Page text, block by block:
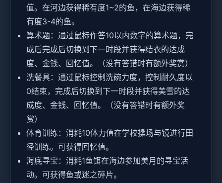
值。在河边获得稀有度1~2的鱼，在海边获得稀
有度3-4的鱼。
算术题：通过鼠标作答10以内数字的算术题，完
成后完成后切换到下一时段并获得结衣的达成
度、金钱、回忆值。（没有答错时有额外奖赏）
洗餐具：通过鼠标控制洗碗力度，控制耐久度以
0结束，完成后切换到下一时段并获得美雪的达
成度、金钱、回忆值。（没有答错时有额外奖
赏）
体育训练：消耗10体力值在学校操场与镜进行田
径训练。可获得回忆值。
海底寻宝：消耗1鱼饵在海边参加美月的寻宝活
动。可获得鱼或迷之碎片。